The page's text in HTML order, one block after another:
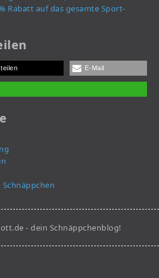
Rabatt auf das gesamte Sport-
teilen E-Mail
- dein Schnäppchenblog!